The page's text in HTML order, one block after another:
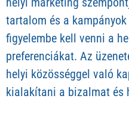
tartalom és a
figyelembe kell venni a
preferenciákat. Az
helyi közösséggel való
kialakítani a bizalmat és